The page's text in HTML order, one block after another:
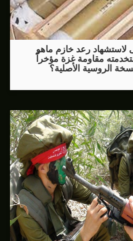
لاستشهاد رعد خازم ماهو
مقاومة غزة مؤخراً
الروسية الأصلية؟